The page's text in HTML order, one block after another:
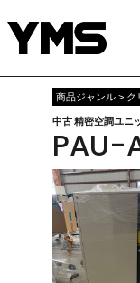
商品ジャンル > ク
中古 精密空調ユニ
PAU-